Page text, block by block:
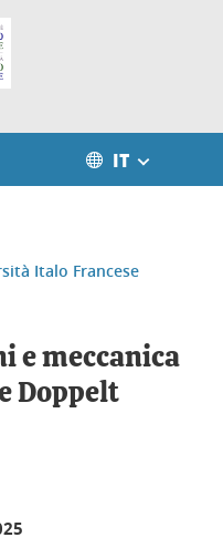
IT
Italo Francese
e meccanica
Doppelt